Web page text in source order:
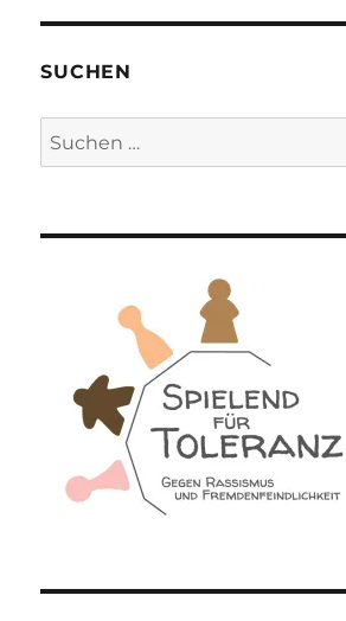
SUCHEN
Suchen
nach: